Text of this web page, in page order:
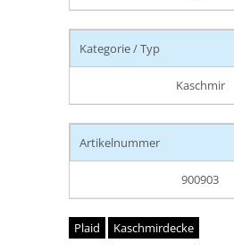
Kategorie / Typ
Kaschmir
Artikelnummer
900903
Plaid Kaschmirdecke